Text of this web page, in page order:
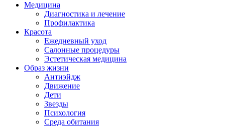
Медицина
Диагностика и лечение
Профилактика
Красота
Ежедневный уход
Салонные процедуры
Эстетическая медицина
Образ жизни
Антиэйдж
Движение
Дети
Звезды
Психология
Среда обитания